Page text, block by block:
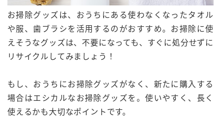
お掃除グッズは、おうちにある使わなくなったタオル
や服、歯ブラシを活用するのがおすすめ。お掃除に使
えそうなグッズは、不要になっても、すぐに処分せずに
リサイクル してみましょう！
もし、おうちにお掃除グッズがなく、新たに購入する
場合はエシカルなお掃除グッズを。使いやすく、長く
使えるかも大切なポイントです。